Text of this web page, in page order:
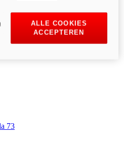
73
ALLE COOKIES
ACCEPTEREN